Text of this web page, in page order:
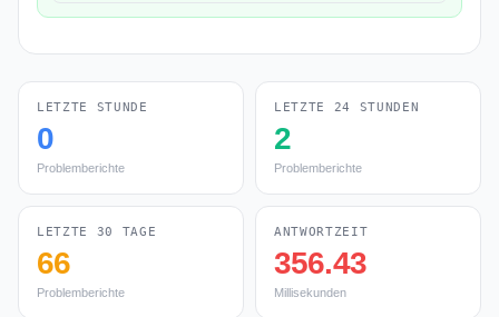
LETZTE STUNDE
0
Problemberichte
LETZTE 24 STUNDEN
2
Problemberichte
LETZTE 30 TAGE
66
Problemberichte
ANTWORTZEIT
356.43
Millisekunden